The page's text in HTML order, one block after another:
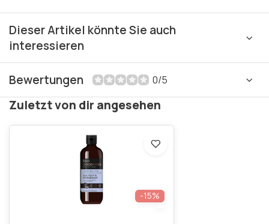
Dieser Artikel könnte Sie auch
interessieren
Bewertungen 0/5
Zuletzt von dir angesehen
-15%